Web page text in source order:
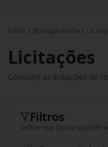
Início Transparência
Licitações
Consulte as licitações de
Filtros
Refine sua busca usando